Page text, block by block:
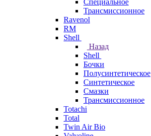
Специальное
Трансмиссионное
Ravenol
RM
Shell
Назад
Shell
Бочки
Полусинтетическое
Синтетическое
Смазки
Трансмиссионное
Totachi
Total
Twin Air Bio